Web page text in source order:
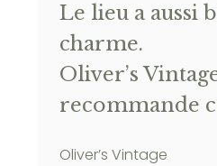
Le lieu a aussi
charme.
Oliver’s
recommande
Oliver’s Vintage